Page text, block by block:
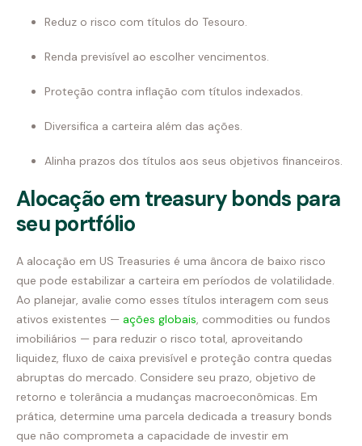
Reduz o risco com títulos do Tesouro.
Renda previsível ao escolher vencimentos.
Proteção contra inflação com títulos indexados.
Diversifica a carteira além das ações.
Alinha prazos dos títulos aos seus objetivos financeiros.
Alocação em treasury bonds para
seu portfólio
A alocação em US Treasuries é uma âncora de baixo risco
que pode estabilizar a carteira em períodos de volatilidade.
Ao planejar, avalie como esses títulos interagem com seus
ativos existentes — ações globais , commodities ou fundos
imobiliários — para reduzir o risco total, aproveitando
liquidez, fluxo de caixa previsível e proteção contra quedas
abruptas do mercado. Considere seu prazo, objetivo de
retorno e tolerância a mudanças macroeconômicas. Em
prática, determine uma parcela dedicada a treasury bonds
que não comprometa a capacidade de investir em